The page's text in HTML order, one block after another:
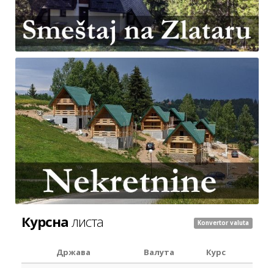
Курсна листа Konvertor valuta
Држава Валута
Курс